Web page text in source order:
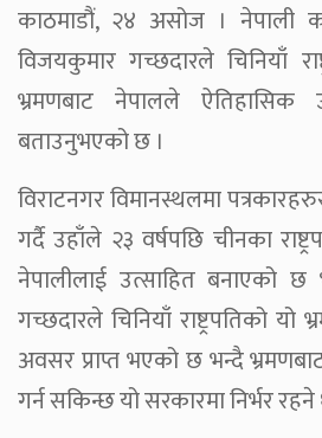
काठमाडौं, २४ असोज । नेपाली
विजयकुमार गच्छदारले चिनियाँ
भ्रमणबाट नेपालले ऐतिहासिक
बताउनुभएको छ ।
विराटनगर विमानस्थलमा
गर्दै उहाँले २३ वर्षपछि चीनका
नेपालीलाई उत्साहित बनाएको छ
गच्छदारले चिनियाँ राष्ट्रपतिको
अवसर प्राप्त भएको छ भन्दै
गर्न सकिन्छ यो सरकारमा निर्भर रहने